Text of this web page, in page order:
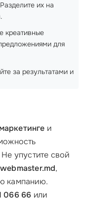
Разделите их на
креативные
для
за результатами и
и
упустите свой
webmaster.md,
кампанию.
066 66 или